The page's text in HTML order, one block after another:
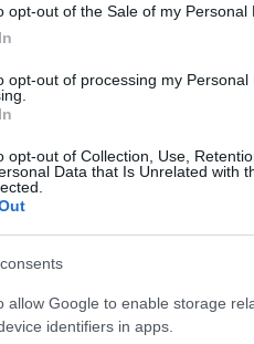
opt-out of the Sale of my Personal
opt-out of processing my Personal
opt-out of Collection, Use,
Data that Is Unrelated with
allow Google to enable storage
identifiers in apps.
balatoni kardioösvény (X)
#kiterjesztett valóság